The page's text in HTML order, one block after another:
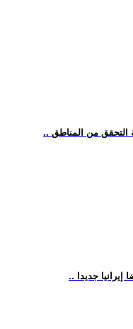
التحقق من المناطق
جديدا